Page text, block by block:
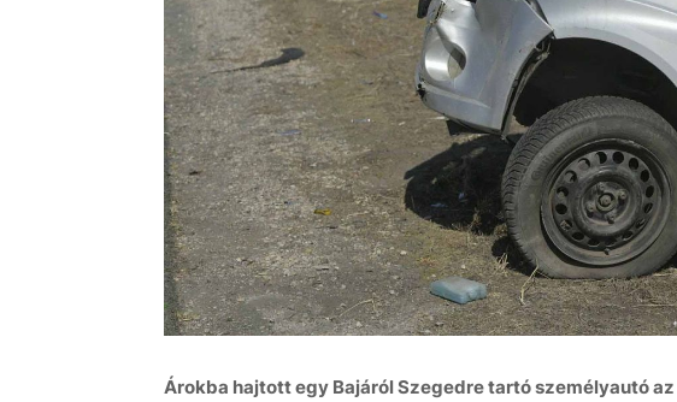
Árokba hajtott egy Bajáról Szegedre tartó személyautó